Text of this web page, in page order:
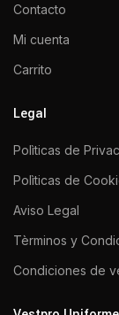
Contacto
Mi cuenta
Carrito
Legal
Polìticas de
Polìticas de
Aviso Legal
Tèrminos y
Condiciones de